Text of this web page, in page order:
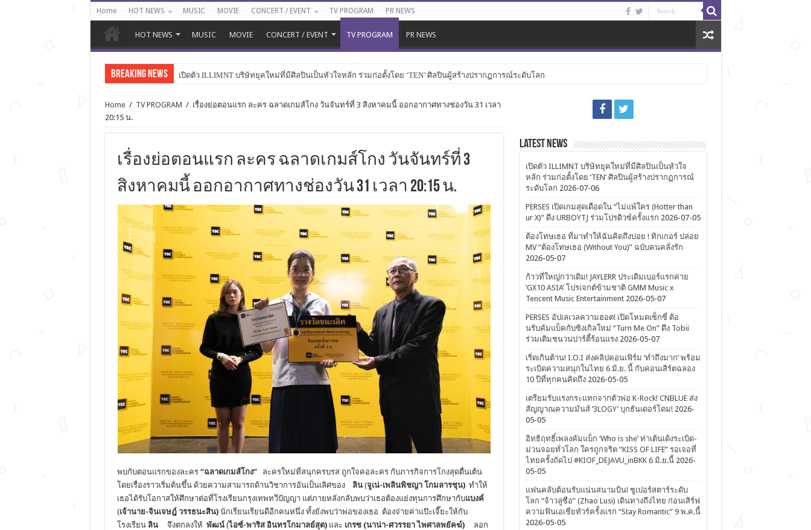
Home HOT NEWS MUSIC MOVIE CONCERT / EVENT TV PROGRAM PR NEWS
HOT NEWS MUSIC MOVIE CONCERT / EVENT TV PROGRAM PR NEWS
Breaking News เปิดตัว ILLIMNT บริษัทยุคใหม่ที่มีศิลปินเป็นหัวใจหลัก ร่วมก่อตั้งโดย ‘TEN’ ศิลปินผู้สร้างปรากฏการณ์ระดับโลก
Home / TV PROGRAM / เรื่องย่อตอนแรก ละคร ฉลาดเกมส์โกง วันจันทร์ที่ 3 สิงหาคมนี้ ออกอากาศทางช่องวัน 31 เวลา
20:15 น.
เรื่องย่อตอนแรก ละคร ฉลาดเกมส์โกง วันจันทร์ที่ 3
สิงหาคมนี้ ออกอากาศทางช่องวัน 31 เวลา 20:15 น.
พบกับตอนแรกของละคร “ฉลาดเกมส์โกง”ละครใหม่ที่สนุกครบรส ถูกใจคอละคร กับภารกิจการโกงสุดตื่นเต้น
โดยเรื่องราวเริ่มต้นขึ้น ด้วยความสามารถด้านวิชาการอันเป็นเลิศของลิน(จูเน่-เพลินพิชญา โกมลารชุน)ทำให้
เธอได้รับโอกาสให้ศึกษาต่อที่โรงเรียนกรุงเทพทวีปัญญา แต่ภายหลังกลับพบว่าเธอต้องแย่งทุนการศึกษากับแบงค์
(เจ้านาย-จินเจษฎ์ วรรธนะสิน)นักเรียนเรียนดีอีกคนหนึ่ง ทั้งยังพบว่าพ่อของเธอ ต้องจ่ายค่าแป๊ะเจี๊ยะให้กับ
โรงเรียน ลินจึงตกลงให้ พัฒน์(ไอซ์-พาริส อินทรโกมาลย์สุต)และ เกรซ (นาน่า-ศวรรยา ไพศาลพยัคฆ์)ลอก
Latest News
เปิดตัว ILLIMNT บริษัทยุคใหม่ที่มีศิลปินเป็นหัวใจ
หลัก ร่วมก่อตั้งโดย ‘TEN’ ศิลปินผู้สร้างปรากฏการณ์
ระดับโลก 2026-07-06
PERSES เปิดเกมสุดเดือดใน “ไม่แพ้ใคร (Hotter than
ur X)” ดึง URBOYTJ ร่วมโปรดิวซ์ครั้งแรก 2026-07-05
ต้องโทษเธอ ที่มาทำให้ฉันคิดถึงบ่อย ! ทิกเกอร์ ปล่อย
MV “ต้องโทษเธอ (Without You)” ฉบับคนคลั่งรัก
2026-05-07
ก้าวที่ใหญ่กว่าเดิม! JAYLERR ประเดิมเบอร์แรกค่าย
‘GX10 ASIA’ โปรเจกต์ข้ามชาติ GMM Music x
Tencent Music Entertainment 2026-05-07
PERSES อัปเลเวลความฮอต! เปิดโหมดเซ็กซี่ ต้อ
นรับคัมแบ็คกับซิงเกิลใหม่ “Turn Me On” ดึง Tobii
ร่วมเติมชนวนปาร์ตี้ร้อนแรง 2026-05-07
เริ่ดเกินต้าน! I.O.I ส่งคลิปคอนเฟิร์ม ‘ทำถึงมาก’ พร้อม
ระเบิดความสนุกในไทย 6 มิ.ย. นี้ กับคอนเสิร์ตฉลอง
10 ปีที่ทุกคนคิดถึง 2026-05-05
เตรียมรับแรงกระแทกจากตัวพ่อ K-Rock! CNBLUE ส่ง
สัญญาณความมันส์ ‘3LOGY’ บุกธันเดอร์โดม! 2026-
05-05
อิทธิฤทธิ์เพลงคัมแบ็ก ‘Who is she’ ท่าเต้นเด้งระเบิด-
ม่วนจอยทั่วโลก ใครถูกจริต “KISS OF LIFE” รอเจอที่
ไทยครั้งถัดไป #KIOF_DEJAVU_inBKK 6 มิ.ย.นี้ 2026-
05-05
แฟนคลับต้อนรับแน่นสนามบิน! ซูเปอร์สตาร์ระดับ
โลก “จ้าวลู่ซือ” (Zhao Lusi) เดินทางถึงไทย ก่อนเสิร์ฟ
ความฟินเอเชียทัวร์ครั้งแรก “Stay Romantic” 9 พ.ค.นี้
2026-05-05